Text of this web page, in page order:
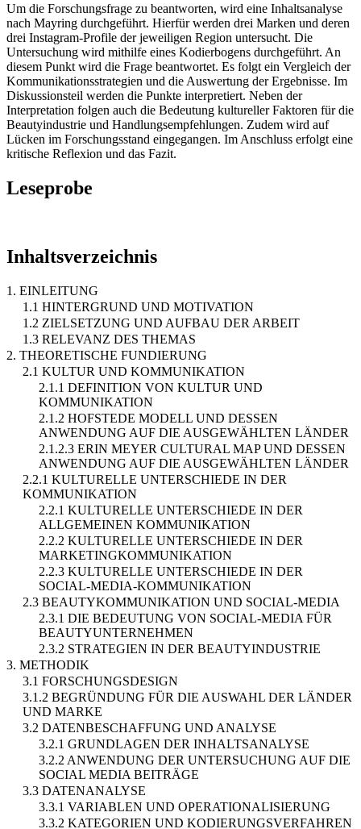
Um die Forschungsfrage zu beantworten, wird eine Inhaltsanalyse
nach Mayring durchgeführt. Hierfür werden drei Marken und deren
drei Instagram-Profile der jeweiligen Region untersucht. Die
Untersuchung wird mithilfe eines Kodierbogens durchgeführt. An
diesem Punkt wird die Frage beantwortet. Es folgt ein Vergleich der
Kommunikationsstrategien und die Auswertung der Ergebnisse. Im
Diskussionsteil werden die Punkte interpretiert. Neben der
Interpretation folgen auch die Bedeutung kultureller Faktoren für die
Beautyindustrie und Handlungsempfehlungen. Zudem wird auf
Lücken im Forschungsstand eingegangen. Im Anschluss erfolgt eine
kritische Reflexion und das Fazit.
Leseprobe
Inhaltsverzeichnis
1. EINLEITUNG
1.1 HINTERGRUND UND MOTIVATION
1.2 ZIELSETZUNG UND AUFBAU DER ARBEIT
1.3 RELEVANZ DES THEMAS
2. THEORETISCHE FUNDIERUNG
2.1 KULTUR UND KOMMUNIKATION
2.1.1 DEFINITION VON KULTUR UND
KOMMUNIKATION
2.1.2 HOFSTEDE MODELL UND DESSEN
ANWENDUNG AUF DIE AUSGEWÄHLTEN LÄNDER
2.1.2.3 ERIN MEYER CULTURAL MAP UND DESSEN
ANWENDUNG AUF DIE AUSGEWÄHLTEN LÄNDER
2.2.1 KULTURELLE UNTERSCHIEDE IN DER
KOMMUNIKATION
2.2.1 KULTURELLE UNTERSCHIEDE IN DER
ALLGEMEINEN KOMMUNIKATION
2.2.2 KULTURELLE UNTERSCHIEDE IN DER
MARKETINGKOMMUNIKATION
2.2.3 KULTURELLE UNTERSCHIEDE IN DER
SOCIAL-MEDIA-KOMMUNIKATION
2.3 BEAUTYKOMMUNIKATION UND SOCIAL-MEDIA
2.3.1 DIE BEDEUTUNG VON SOCIAL-MEDIA FÜR
BEAUTYUNTERNEHMEN
2.3.2 STRATEGIEN IN DER BEAUTYINDUSTRIE
3. METHODIK
3.1 FORSCHUNGSDESIGN
3.1.2 BEGRÜNDUNG FÜR DIE AUSWAHL DER LÄNDER
UND MARKE
3.2 DATENBESCHAFFUNG UND ANALYSE
3.2.1 GRUNDLAGEN DER INHALTSANALYSE
3.2.2 ANWENDUNG DER UNTERSUCHUNG AUF DIE
SOCIAL MEDIA BEITRÄGE
3.3 DATENANALYSE
3.3.1 VARIABLEN UND OPERATIONALISIERUNG
3.3.2 KATEGORIEN UND KODIERUNGSVERFAHREN